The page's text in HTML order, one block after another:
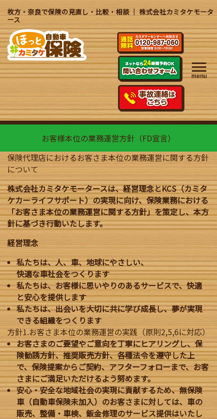
枚方・奈良で保険の見直し・比較・相談 ｜ 株式会社カミタケモータ
ース
menu
お客様本位の業務運営方針（FD宣言）
保険代理店におけるお客さま本位の業務運営に関する方針
について
株式会社カミタケモータースは、経営理念とKCS（カミタ
ケカーライフサポート）の実現に向け、保険業務における
「お客さま本位の業務運営に関する方針」を策定し、本方
針に基づき行動いたします。
経営理念
私たちは、人、車、地球にやさしい、
快適な車社会をつくります
私たちは、お客様に思いやりのあるサービスで、快適
と安心を提供します
私たちは、出会いを大切に共に学び成長し、夢が実現
できる組織をつくります
方針1.お客さま本位の業務運営の実践（原則2,5,6に対応）
お客さまのご要望やご意向を丁寧にヒアリングし、保
険勧誘方針、推奨販売方針、各種法令を遵守した上
で、保険提案からご契約、アフターフォローまで、お客
さまにご満足いただけるよう努めます。
安心・安全な地域社会の実現に貢献するため、無保険
車（自動車保険未加入）のお客さまに対しては、車の
販売、整備・車検、鈑金修理のサービス提供はいたし